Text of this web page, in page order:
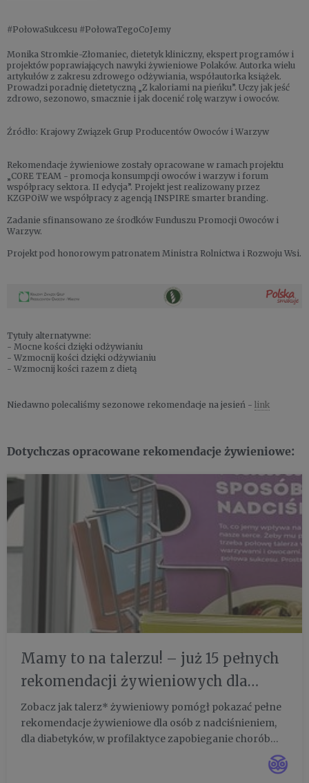
#PołowaSukcesu #PołowaTegoCoJemy
Monika Stromkie-Złomaniec, dietetyk kliniczny, ekspert programów i
projektów poprawiających nawyki żywieniowe Polaków. Autorka wielu
artykułów z zakresu zdrowego odżywiania, współautorka książek.
Prowadzi poradnię dietetyczną „Z kaloriami na pieńku”. Uczy jak jeść
zdrowo, sezonowo, smacznie i jak docenić rolę warzyw i owoców.
Źródło: Krajowy Związek Grup Producentów Owoców i Warzyw
Rekomendacje żywieniowe zostały opracowane w ramach projektu
„CORE TEAM - promocja konsumpcji owoców i warzyw i forum
współpracy sektora. II edycja”. Projekt jest realizowany przez
KZGPOiW we współpracy z agencją INSPIRE smarter branding.
Zadanie sfinansowano ze środków Funduszu Promocji Owoców i
Warzyw.
Projekt pod honorowym patronatem Ministra Rolnictwa i Rozwoju Wsi.
Tytuły alternatywne:
- Mocne kości dzięki odżywianiu
- Wzmocnij kości dzięki odżywianiu
- Wzmocnij kości razem z dietą
Niedawno polecaliśmy sezonowe rekomendacje na jesień - link
Dotychczas opracowane rekomendacje żywieniowe:
Mamy to na talerzu! – już 15 pełnych
rekomendacji żywieniowych dla
Twojego zdrowia i profilaktyki
Zobacz jak talerz* żywieniowy pomógł pokazać pełne
rekomendacje żywieniowe dla osób z nadciśnieniem,
dla diabetyków, w profilaktyce zapobieganie chorób
nowotworowych, związanych z płodnością, dla kobiet
w ciąży, matek karmiących, dla uczniów (na poprawę